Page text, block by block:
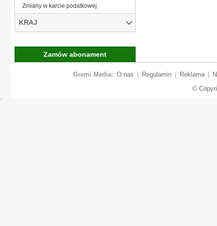
Zmiany w karcie podatkowej
KRAJ
Zamów abonament
Gremi Media: O nas Regulamin Reklama
©